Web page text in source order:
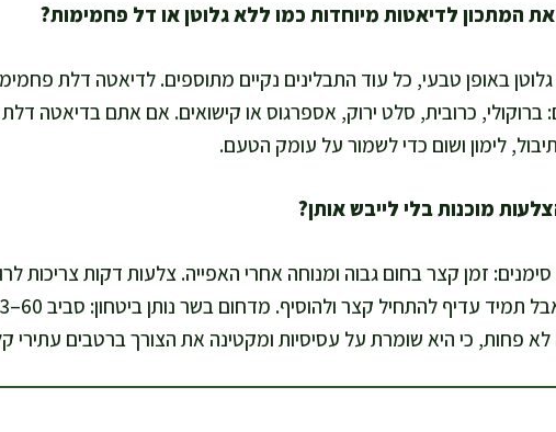
באופן טבעי, כל עוד התבלינים נקיים מתוספים. לדיאטה דלת
ברוקולי, כרובית, סלט ירוק, אספרגוס או קישואים. אם אתם בדיאטה
לימון ושום כדי לשמור על עומק הטעם.